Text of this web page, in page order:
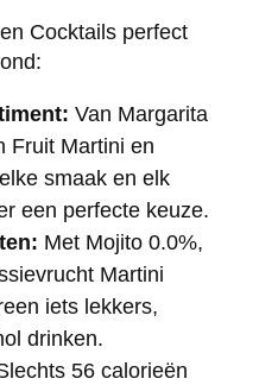
Cocktails perfect
Van Margarita
Fruit Martini en
smaak en elk
een perfecte keuze.
Met Mojito 0.0%,
Martini
iets lekkers,
drinken.
56 calorieën